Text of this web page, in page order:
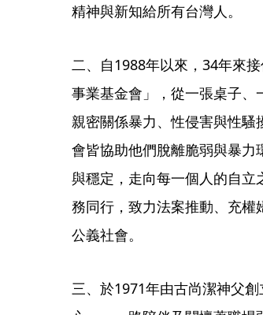
精神與新知給所有台灣人。
二、自1988年以來，34年來
事業基金會」，從一張桌子、
親密關係暴力、性侵害與性
會皆協助他們脫離脆弱與暴
與穩定，走向每一個人的自立
務同行，致力法案推動、充
公義社會。
三、於1971年由古尚潔神父